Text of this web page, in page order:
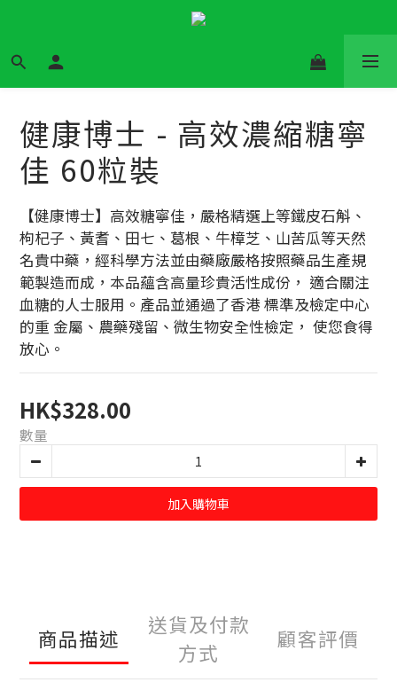
健康博士 - 高效濃縮糖寧
佳 60粒裝
【健康博士】高效糖寧佳，嚴格精選上等鐵皮石斛、
枸杞子、黃耆、田七、葛根、牛樟芝、山苦瓜等天然
名貴中藥，經科學方法並由藥廠嚴格按照藥品生產規
範製造而成，本品蘊含高量珍貴活性成份， 適合關注
血糖的人士服用。產品並通過了香港 標準及檢定中心
的重 金屬、農藥殘留、微生物安全性檢定， 使您食得
放心。
HK$328.00
數量
加入購物車
商品描述
送貨及付款
方式
顧客評價